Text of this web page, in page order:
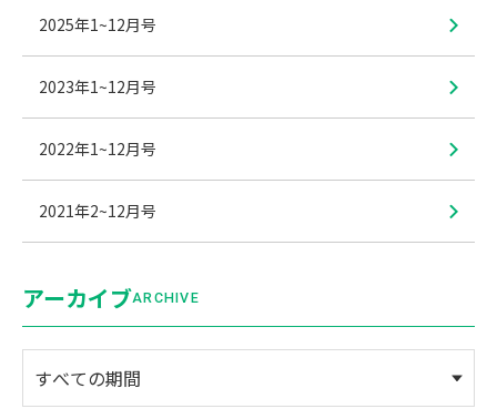
2025年1~12月号
2023年1~12月号
2022年1~12月号
2021年2~12月号
アーカイブARCHIVE